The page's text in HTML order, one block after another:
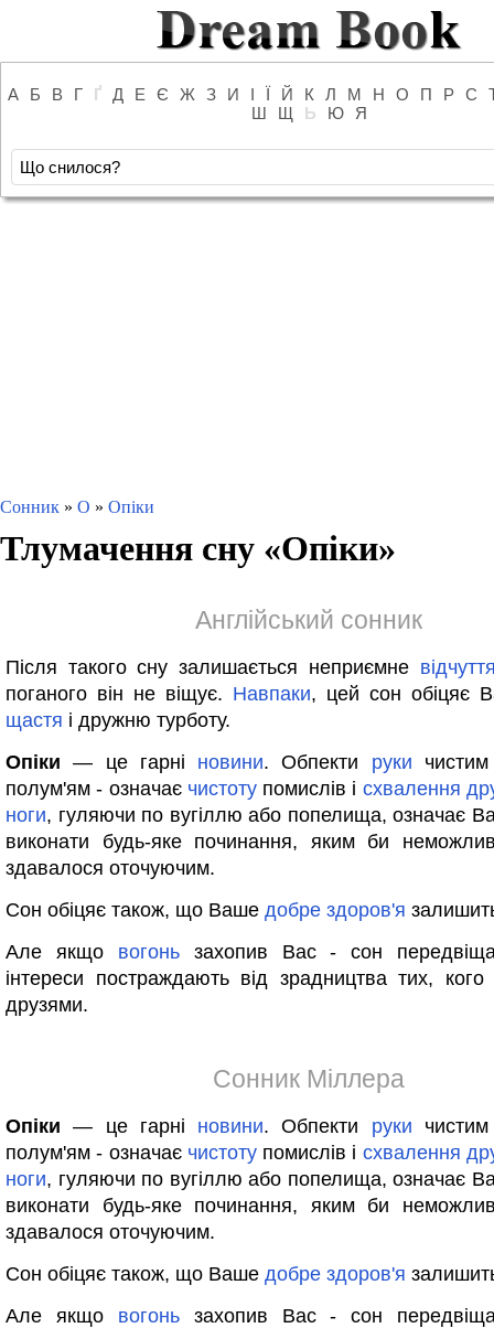
А Б В Г Ґ Д Е Є Ж З И І Ї Й К Л М Н О П Р С
Ш
Щ Ь Ю Я
Сонник » О » Опіки
Тлумачення сну «Опіки»
Англійський сонник
Після такого сну залишається неприємне
поганого він не віщує. Навпаки, цей сон обіцяє
щастя і дружню турботу.
Опіки — це гарні новини. Обпекти руки
полум'ям - означає чистотупомислів і схвалення
ноги, гуляючи по вугіллю або попелища, означає
виконати будь-яке починання, яким би
здавалося оточуючим.
Сон обіцяє також, що Ваше добре здоров'я
Але якщо вогоньзахопив Вас - сон
інтереси постраждають від зрадництва тих,
друзями.
Сонник Міллера
Опіки — це гарні новини. Обпекти руки
полум'ям - означає чистотупомислів і схвалення
ноги, гуляючи по вугіллю або попелища, означає
виконати будь-яке починання, яким би
здавалося оточуючим.
Сон обіцяє також, що Ваше добре здоров'я
Але якщо вогоньзахопив Вас - сон